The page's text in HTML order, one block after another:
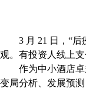
3 月 21 日， “后
观。 有投资人 线上
作为中小酒店
变局分析 发展预测